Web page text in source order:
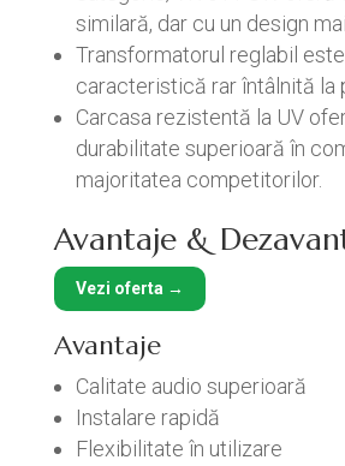
similară, dar cu un design
Transformatorul reglabil
caracteristică rar întâlnită la
Carcasa rezistentă la UV
durabilitate superioară în
majoritatea competitorilor.
Avantaje &
Vezi oferta →
Avantaje
Calitate audio superioară
Instalare rapidă
Flexibilitate în utilizare